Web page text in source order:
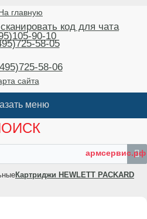
90-10
58-05
58-06
сайта
армсервис.рф
Картриджи HEWLETT PACKARD